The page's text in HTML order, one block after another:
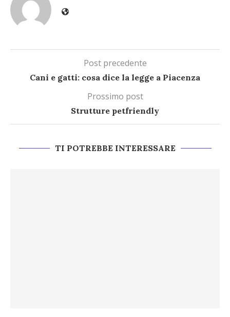
Post precedente
Cani e gatti: cosa dice la legge a Piacenza
Prossimo post
Strutture petfriendly
TI POTREBBE INTERESSARE